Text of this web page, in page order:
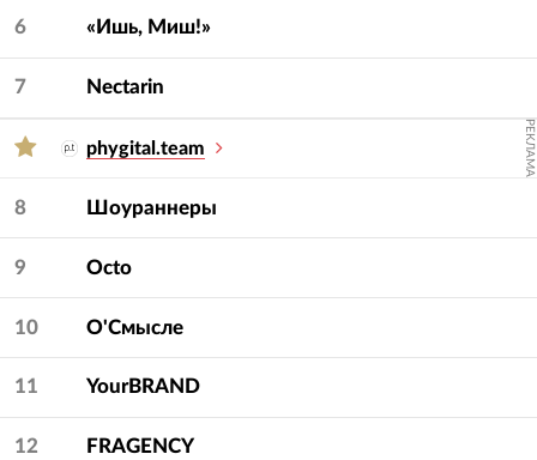
6 «Ишь, Миш!»
7 Nectarin
phygital.team РЕКЛАМА
8 Шоураннеры
9 Octo
10 О'Смысле
11 YourBRAND
12 FRAGENCY